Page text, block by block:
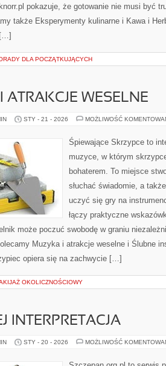
pokazuje, że gotowanie nie musi być
także Eksperymenty kulinarne i Kawa i
DLA POCZĄTKUJĄCYCH
ATRAKCJE WESELNE
STY - 21 - 2026 MOŻLIWOŚĆ
Śpiewające Skrzypce to
muzyce, w którym
bohaterem. To miejsce
słuchać świadomie, a
uczyć się gry na
łączy praktyczne
może poczuć swobodę w graniu
Muzyka i atrakcje weselne i Ślubne
opiera się na zachwycie […]
OKOLICZNOŚCIOWY
INTERPRETACJA
STY - 20 - 2026 MOŻLIWOŚĆ